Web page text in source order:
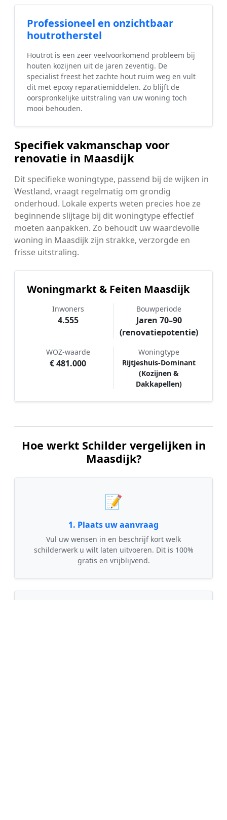
Professioneel en onzichtbaar
houtrotherstel
Houtrot is een zeer veelvoorkomend probleem bij
houten kozijnen uit de jaren zeventig. De
specialist freest het zachte hout ruim weg en vult
dit met epoxy reparatiemiddelen. Zo blijft de
oorspronkelijke uitstraling van uw woning toch
mooi behouden.
Specifiek vakmanschap voor
renovatie in Maasdijk
Dit specifieke woningtype, passend bij de wijken in
Westland, vraagt regelmatig om grondig
onderhoud. Lokale experts weten precies hoe ze
beginnende slijtage bij dit woningtype effectief
moeten aanpakken. Zo behoudt uw waardevolle
woning in Maasdijk zijn strakke, verzorgde en
frisse uitstraling.
Woningmarkt & Feiten Maasdijk
Inwoners
4.555
Bouwperiode
Jaren 70–90
(renovatiepotentie)
WOZ-waarde
€ 481.000
Woningtype
Rijtjeshuis-Dominant
(Kozijnen &
Dakkapellen)
Hoe werkt Schilder vergelijken in
Maasdijk?
📝
1. Plaats uw aanvraag
Vul uw wensen in en beschrijf kort welk
schilderwerk u wilt laten uitvoeren. Dit is 100%
gratis en vrijblijvend.